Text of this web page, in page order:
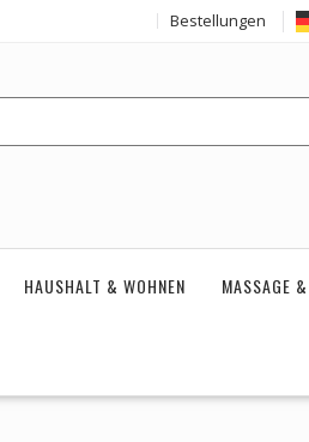
Bestellungen
HAUSHALT & WOHNEN MASSAGE